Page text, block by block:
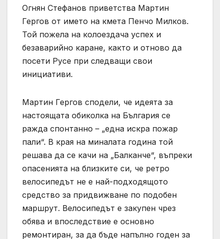
Огнян Стефанов приветства Мартин
Гергов от името на кмета Пенчо Милков.
Той пожела на колоездача успех и
безаварийно каране, както и отново да
посети Русе при следващи свои
инициативи.
Мартин Гергов сподели, че идеята за
настоящата обиколка на България се
ражда спонтанно – „една искра пожар
пали“. В края на миналата година той
решава да се качи на „Балканче“, въпреки
опасенията на близките си, че ретро
велосипедът не е най-подходящото
средство за придвижване по подобен
маршрут. Велосипедът е закупен чрез
обява и впоследствие е основно
ремонтиран, за да бъде напълно годен за